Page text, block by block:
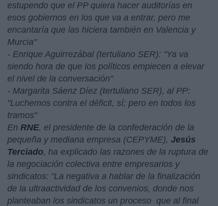
estupendo que el PP quiera hacer auditorías en
esos gobiernos en los que va a entrar, pero me
encantaría que las hiciera también en Valencia y
Murcia"
- Enrique Aguirrezábal (tertuliano SER): "Ya va
siendo hora de que los políticos empiecen a elevar
el nivel de la conversación"
- Margarita Sáenz Díez (tertuliano SER), al PP:
"Luchemos contra el déficit, sí; pero en todos los
tramos"
En RNE, el presidente de la confederación de la
pequeña y mediana empresa (CEPYME), Jesús
Terciado, ha explicado las razones de la ruptura de
la negociación colectiva entre empresarios y
sindicatos: "La negativa a hablar de la finalización
de la ultraactividad de los convenios, donde nos
planteaban los sindicatos un proceso que al final